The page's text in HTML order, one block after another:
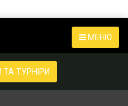
МЕНЮ
ТУРНІРИ